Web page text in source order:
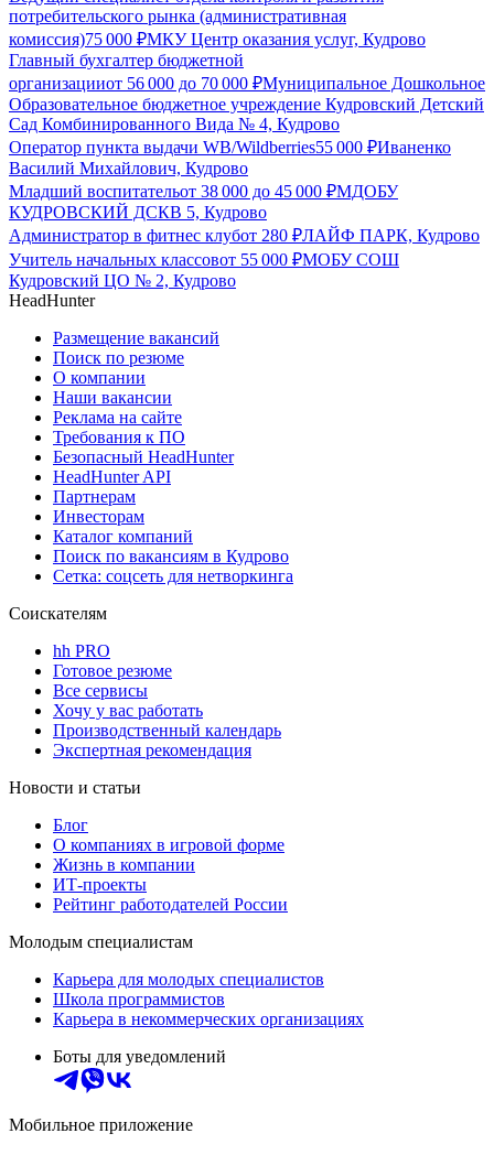
потребительского рынка (административная
комиссия)75 000 ₽МКУ Центр оказания услуг, Кудрово
Главный бухгалтер бюджетной
организацииот 56 000 до 70 000 ₽Муниципальное Дошкольное
Образовательное бюджетное учреждение Кудровский Детский
Сад Комбинированного Вида № 4, Кудрово
Оператор пункта выдачи WB/Wildberries55 000 ₽Иваненко
Василий Михайлович, Кудрово
Младший воспитательот 38 000 до 45 000 ₽МДОБУ
КУДРОВСКИЙ ДСКВ 5, Кудрово
Администратор в фитнес клубот 280 ₽ЛАЙФ ПАРК, Кудрово
Учитель начальных классовот 55 000 ₽МОБУ СОШ
Кудровский ЦО № 2, Кудрово
HeadHunter
Размещение вакансий
Поиск по резюме
О компании
Наши вакансии
Реклама на сайте
Требования к ПО
Безопасный HeadHunter
HeadHunter API
Партнерам
Инвесторам
Каталог компаний
Поиск по вакансиям в Кудрово
Сетка: соцсеть для нетворкинга
Соискателям
hh PRO
Готовое резюме
Все сервисы
Хочу у вас работать
Производственный календарь
Экспертная рекомендация
Новости и статьи
Блог
О компаниях в игровой форме
Жизнь в компании
ИТ-проекты
Рейтинг работодателей России
Молодым специалистам
Карьера для молодых специалистов
Школа программистов
Карьера в некоммерческих организациях
Боты для уведомлений
Мобильное приложение